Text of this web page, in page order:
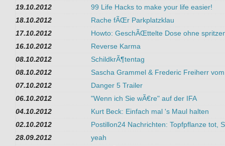
19.10.2012
99 Life Hacks to make your life easier!
18.10.2012
Rache fÃŒr Parkplatzklau
17.10.2012
Howto: GeschÃŒttelte Dose ohne
16.10.2012
Reverse Karma
08.10.2012
SchildkrÃ¶tentag
08.10.2012
Sascha Grammel & Frederic Freiherr
07.10.2012
Danger 5 Trailer
06.10.2012
"Wenn ich Sie wÃ€re" auf der IFA
04.10.2012
Kurt Beck: Einfach mal 's Maul halten
02.10.2012
Postillon24 Nachrichten: Topfpflanze tot,
28.09.2012
yeah